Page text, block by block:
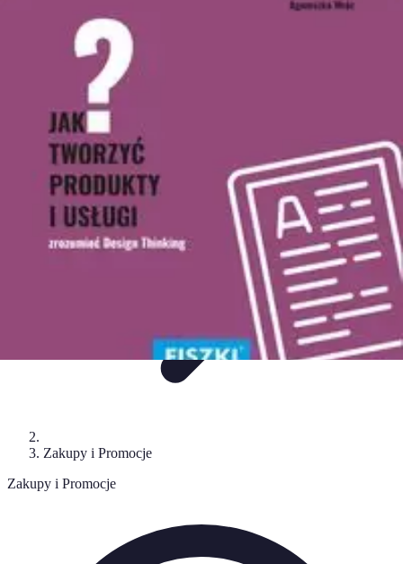
Mega Promocje
Porady zakupowe
Porady
Mega Promocje
Zakupy i Promocje
Zakupy i Promocje